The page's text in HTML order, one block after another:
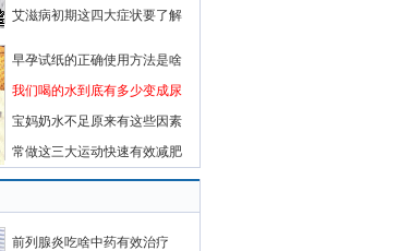
艾滋病初期这四大症状要了解
早孕试纸的正确使用方法是啥
我们喝的水到底有多少变成尿
宝妈奶水不足原来有这些因素
常做这三大运动快速有效减肥
前列腺炎吃啥中药有效治疗